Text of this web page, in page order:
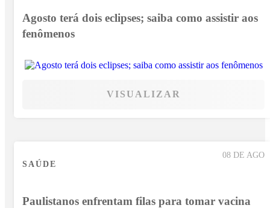
Agosto terá dois eclipses; saiba como assistir aos
fenômenos
VISUALIZAR
08 DE AGO
SAÚDE
Paulistanos enfrentam filas para tomar vacina